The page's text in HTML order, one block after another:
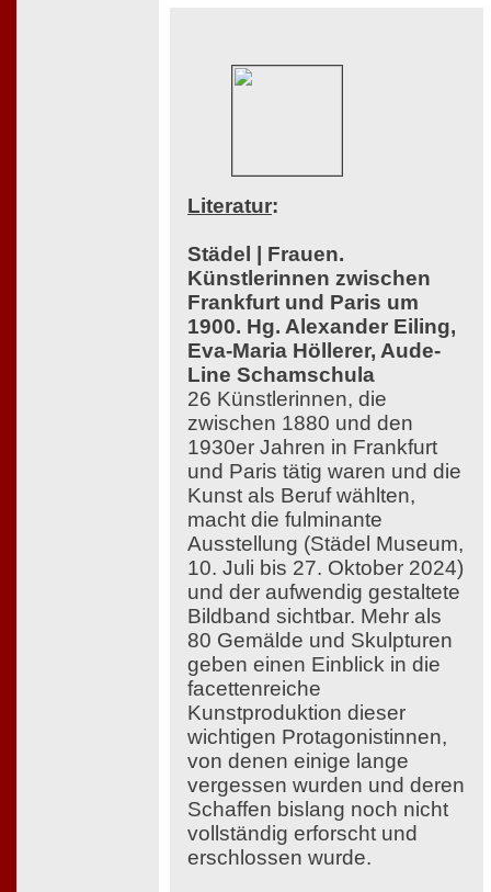
Literatur:
Städel | Frauen.
Künstlerinnen zwischen
Frankfurt und Paris um
1900. Hg. Alexander Eiling,
Eva-Maria Höllerer, Aude-
Line Schamschula
26 Künstlerinnen, die
zwischen 1880 und den
1930er Jahren in Frankfurt
und Paris tätig waren und die
Kunst als Beruf wählten,
macht die fulminante
Ausstellung (Städel Museum,
10. Juli bis 27. Oktober 2024)
und der aufwendig gestaltete
Bildband sichtbar. Mehr als
80 Gemälde und Skulpturen
geben einen Einblick in die
facettenreiche
Kunstproduktion dieser
wichtigen Protagonistinnen,
von denen einige lange
vergessen wurden und deren
Schaffen bislang noch nicht
vollständig erforscht und
erschlossen wurde.